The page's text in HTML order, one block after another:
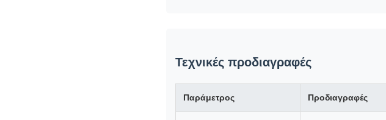
Τεχνικές προδιαγραφές
Παράμετρος Προδιαγραφές